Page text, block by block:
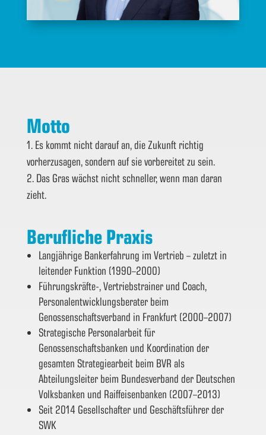
Motto
1. Es kommt nicht darauf an, die Zukunft richtig
vorherzusagen, sondern auf sie vorbereitet zu sein.
2. Das Gras wächst nicht schneller, wenn man daran
zieht.
Berufliche Praxis
Langjährige Bankerfahrung im Vertrieb – zuletzt in
leitender Funktion (1990–2000)
Führungskräfte-, Vertriebstrainer und Coach,
Personalentwicklungsberater beim
Genossenschaftsverband in Frankfurt (2000–2007)
Strategische Personalarbeit für
Genossenschaftsbanken und Koordination der
gesamten Strategiearbeit beim BVR als
Abteilungsleiter beim Bundesverband der Deutschen
Volksbanken und Raiffeisenbanken (2007–2013)
Seit 2014 Gesellschafter und Geschäftsführer der
SWK